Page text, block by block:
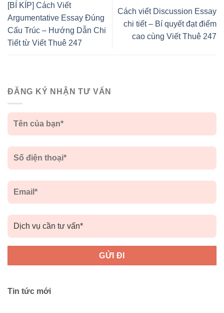
[BÍ KÍP] Cách Viết
Argumentative Essay Đúng
Cấu Trúc – Hướng Dẫn Chi
Tiết từ Viết Thuê 247
Cách viết Discussion Essay
chi tiết – Bí quyết đạt điểm
cao cùng Viết Thuê 247
ĐĂNG KÝ NHẬN TƯ VẤN
Tin tức mới